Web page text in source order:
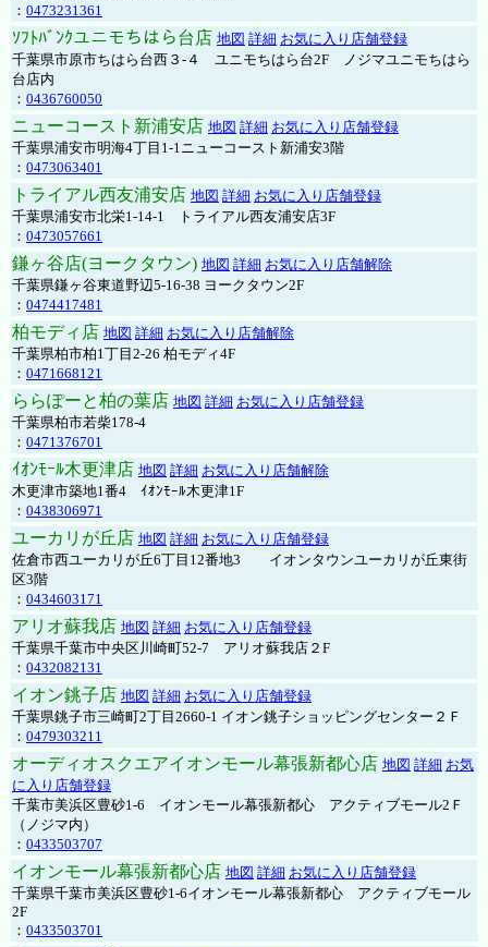
： 0473231361
ｿﾌﾄﾊﾞﾝｸユニモちはら台店 地図 詳細 お気に入り店舗登録
千葉県市原市ちはら台西３-４ ユニモちはら台2F ノジマユニモちはら
台店内
： 0436760050
ニューコースト新浦安店 地図 詳細 お気に入り店舗登録
千葉県浦安市明海4丁目1-1ニューコースト新浦安3階
： 0473063401
トライアル西友浦安店 地図 詳細 お気に入り店舗登録
千葉県浦安市北栄1-14-1 トライアル西友浦安店3F
： 0473057661
鎌ヶ谷店(ヨークタウン) 地図 詳細 お気に入り店舗解除
千葉県鎌ヶ谷東道野辺5-16-38 ヨークタウン2F
： 0474417481
柏モディ店 地図 詳細 お気に入り店舗解除
千葉県柏市柏1丁目2-26 柏モディ4F
： 0471668121
ららぽーと柏の葉店 地図 詳細 お気に入り店舗登録
千葉県柏市若柴178-4
： 0471376701
ｲｵﾝﾓｰﾙ木更津店 地図 詳細 お気に入り店舗解除
木更津市築地1番4 ｲｵﾝﾓｰﾙ木更津1F
： 0438306971
ユーカリが丘店 地図 詳細 お気に入り店舗登録
佐倉市西ユーカリが丘6丁目12番地3 イオンタウンユーカリが丘東街
区3階
： 0434603171
アリオ蘇我店 地図 詳細 お気に入り店舗登録
千葉県千葉市中央区川崎町52-7 アリオ蘇我店２F
： 0432082131
イオン銚子店 地図 詳細 お気に入り店舗登録
千葉県銚子市三崎町2丁目2660-1 イオン銚子ショッピングセンター２Ｆ
： 0479303211
オーディオスクエアイオンモール幕張新都心店 地図 詳細 お気
に入り店舗登録
千葉市美浜区豊砂1-6 イオンモール幕張新都心 アクティブモール2Ｆ
（ノジマ内）
： 0433503707
イオンモール幕張新都心店 地図 詳細 お気に入り店舗登録
千葉県千葉市美浜区豊砂1-6イオンモール幕張新都心 アクティブモール
2F
： 0433503701